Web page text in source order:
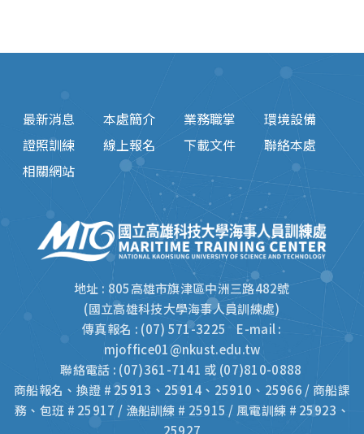
最新消息 本處簡介 業務職掌
環境設備
證照訓練
線上報名 下載文件
聯絡本處
相關網站
地址 : 805高雄市旗津區中洲三路482號
(國立高雄科技大學海事人員訓練處)
傳真報名 : (07) 571-3225 E-mail :
mjoffice01@nkust.edu.tw
聯絡電話 : (07)361-7141 或 (07)810-0888
商船報名、換證 # 25913、25914、25910、25966 / 商船課
務、包班 # 25917 / 漁船訓練 # 25915 / 風電訓練 # 25923、
25927